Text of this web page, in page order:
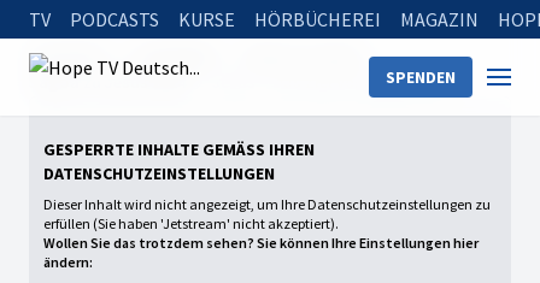
TV PODCASTS KURSE HÖRBÜCHEREI MAGAZIN
SPENDEN
Startseite
Sag Ja zu Jesus 2024
Jesus – Das Ziel vor Augen! (1/5)
GESPERRTE INHALTE GEMÄSS IHREN D
ATENSCHUTZEINSTELLUNGEN
Dieser Inhalt wird nicht angezeigt, um Ihre Datenschutzeinstellungen zu
erfüllen (Sie haben 'Jetstream' nicht akzeptiert).
Wollen Sie das trotzdem sehen? Sie können Ihre Einstellungen hier
ändern: